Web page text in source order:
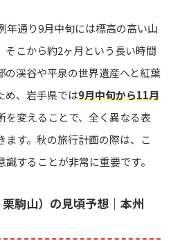
年通り9月中旬には標高の高い山
こから約2ヶ月という長い時間
の渓谷や平泉の世界遺産へと紅葉
め、岩手県では9月中旬から11月
を変えることで、全く異なる表
す。秋の旅行計画の際は、こ
することが非常に重要です。
駒山）の見頃予想｜本州